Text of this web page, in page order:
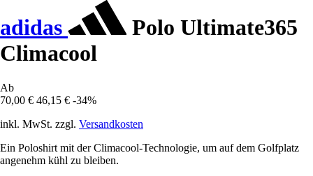
adidas
Polo Ultimate365
Climacool
Ab
70,00 € 46,15 € -34%
inkl. MwSt. zzgl. Versandkosten
Ein Poloshirt mit der Climacool-Technologie, um auf dem Golfplatz
angenehm kühl zu bleiben.